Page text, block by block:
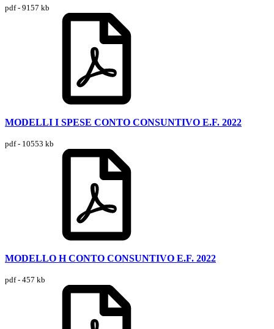
pdf - 9157 kb
MODELLI I SPESE CONTO CONSUNTIVO E.F. 2022
pdf - 10553 kb
MODELLO H CONTO CONSUNTIVO E.F. 2022
pdf - 457 kb